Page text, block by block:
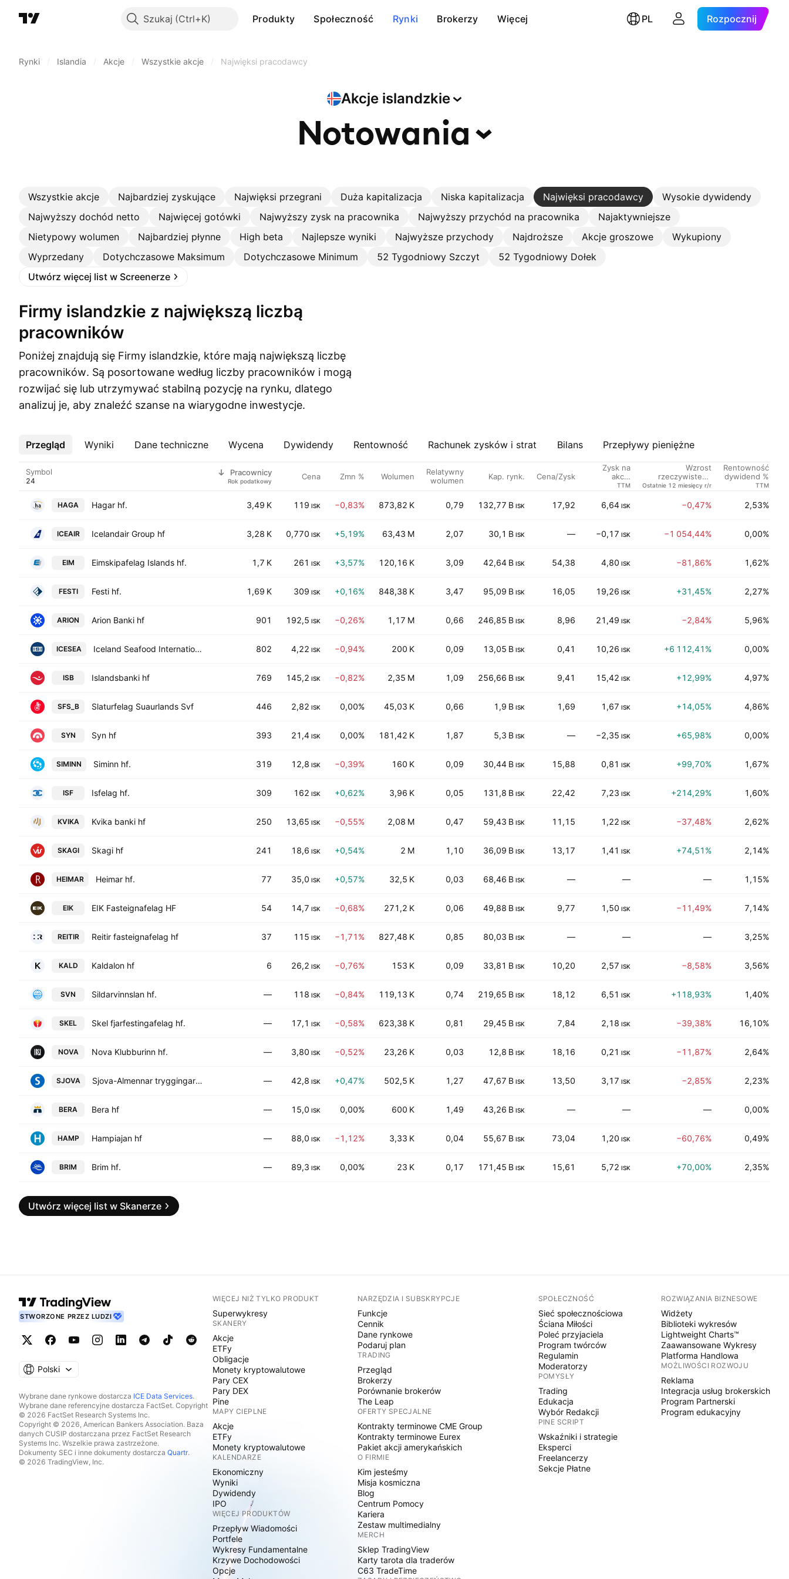
Szukaj Produkty Społeczność Rynki Brokerzy Więcej PL Rozpocznij
Rynki Islandia Akcje Wszystkie akcje Najwięksi pracodawcy
Akcje islandzkie
Notowania
Wszystkie akcje Najbardziej zyskujące Najwięksi przegrani Duża kapitalizacja Niska kapitalizacja Najwięksi pracodawcy
Wysokie dywidendy
Najwyższy dochód netto
Najwięcej gotówki Najwyższy zysk na pracownika Najwyższy przychód na pracownika
Najaktywniejsze
Nietypowy wolumen
Najbardziej płynne High beta Najlepsze wyniki Najwyższe przychody Najdroższe Akcje groszowe
Wykupiony
Wyprzedany
Dotychczasowe Maksimum Dotychczasowe Minimum 52 Tygodniowy Szczyt
52 Tygodniowy Dołek
Utwórz więcej list w Screenerze
Firmy islandzkie z największą liczbą
pracowników
Poniżej znajdują się Firmy islandzkie, które mają największą liczbę
pracowników. Są posortowane według liczby pracowników i mogą
rozwijać się lub utrzymywać stabilną pozycję na rynku, dlatego
analizuj je, aby znaleźć szanse na wiarygodne inwestycje.
Przegląd Wyniki Dane techniczne Wycena Dywidendy Rentowność Rachunek zysków i strat Bilans Przepływy pieniężne
Więcej
Symbol Pracownicy
Rok podatkowy Cena Zmn % Wolumen
Relatywny
wolumen
Kap. rynk. Cena/Zysk
Zysk na
akcję
rzeczywisty
TTM
Wzrost
rzeczywistego
zysku na akcję
Ostatnie 12 miesięcy r/r
Rentowność
dywidend %
TTM
HAGA Hagar hf. 3,49 K 119 ISK −0,83% 873,82 K 0,79 132,77 B ISK 17,92 6,64 ISK −0,47% 2,53%
ICEAIR Icelandair Group hf 3,28 K 0,770 ISK +5,19% 63,43 M 2,07 30,1 B ISK — −0,17 ISK −1 054,44% 0,00%
EIM Eimskipafelag Islands hf. 1,7 K 261 ISK +3,57% 120,16 K 3,09 42,64 B ISK 54,38 4,80 ISK −81,86% 1,62%
FESTI Festi hf. 1,69 K 309 ISK +0,16% 848,38 K 3,47 95,09 B ISK 16,05 19,26 ISK +31,45% 2,27%
ARION Arion Banki hf 901 192,5 ISK −0,26% 1,17 M 0,66 246,85 B ISK 8,96 21,49 ISK −2,84% 5,96%
ICESEA Iceland Seafood International hf 802 4,22 ISK −0,94% 200 K 0,09 13,05 B ISK 0,41 10,26 ISK +6 112,41% 0,00%
ISB Islandsbanki hf 769 145,2 ISK −0,82% 2,35 M 1,09 256,66 B ISK 9,41 15,42 ISK +12,99% 4,97%
SFS_B Slaturfelag Suaurlands Svf 446 2,82 ISK 0,00% 45,03 K 0,66 1,9 B ISK 1,69 1,67 ISK +14,05% 4,86%
SYN Syn hf 393 21,4 ISK 0,00% 181,42 K 1,87 5,3 B ISK — −2,35 ISK +65,98% 0,00%
SIMINN Siminn hf. 319 12,8 ISK −0,39% 160 K 0,09 30,44 B ISK 15,88 0,81 ISK +99,70% 1,67%
ISF Isfelag hf. 309 162 ISK +0,62% 3,96 K 0,05 131,8 B ISK 22,42 7,23 ISK +214,29% 1,60%
KVIKA Kvika banki hf 250 13,65 ISK −0,55% 2,08 M 0,47 59,43 B ISK 11,15 1,22 ISK −37,48% 2,62%
SKAGI Skagi hf 241 18,6 ISK +0,54% 2 M 1,10 36,09 B ISK 13,17 1,41 ISK +74,51% 2,14%
HEIMAR Heimar hf. 77 35,0 ISK +0,57% 32,5 K 0,03 68,46 B ISK — — — 1,15%
EIK EIK Fasteignafelag HF 54 14,7 ISK −0,68% 271,2 K 0,06 49,88 B ISK 9,77 1,50 ISK −11,49% 7,14%
REITIR Reitir fasteignafelag hf 37 115 ISK −1,71% 827,48 K 0,85 80,03 B ISK — — — 3,25%
KALD Kaldalon hf 6 26,2 ISK −0,76% 153 K 0,09 33,81 B ISK 10,20 2,57 ISK −8,58% 3,56%
SVN Sildarvinnslan hf. — 118 ISK −0,84% 119,13 K 0,74 219,65 B ISK 18,12 6,51 ISK +118,93% 1,40%
SKEL Skel fjarfestingafelag hf. — 17,1 ISK −0,58% 623,38 K 0,81 29,45 B ISK 7,84 2,18 ISK −39,38% 16,10%
NOVA Nova Klubburinn hf. — 3,80 ISK −0,52% 23,26 K 0,03 12,8 B ISK 18,16 0,21 ISK −11,87% 2,64%
SJOVA Sjova-Almennar tryggingar hf — 42,8 ISK +0,47% 502,5 K 1,27 47,67 B ISK 13,50 3,17 ISK −2,85% 2,23%
BERA Bera hf — 15,0 ISK 0,00% 600 K 1,49 43,26 B ISK — — — 0,00%
HAMP Hampiajan hf — 88,0 ISK −1,12% 3,33 K 0,04 55,67 B ISK 73,04 1,20 ISK −60,76% 0,49%
BRIM Brim hf. — 89,3 ISK 0,00% 23 K 0,17 171,45 B ISK 15,61 5,72 ISK +70,00% 2,35%
Utwórz więcej list w Skanerze
STWORZONE PRZEZ LUDZI
Polski
Wybrane dane rynkowe dostarcza ICE Data Services.
Wybrane dane referencyjne dostarcza FactSet. Copyright
© 2026 FactSet Research Systems Inc.
Copyright © 2026, American Bankers Association. Baza
danych CUSIP dostarczana przez FactSet Research
Systems Inc. Wszelkie prawa zastrzeżone.
Dokumenty SEC i inne dokumenty dostarcza Quartr.
© 2026 TradingView, Inc.
WIĘCEJ NIŻ TYLKO PRODUKT
Superwykresy
SKANERY
Akcje
ETFy
Obligacje
Monety kryptowalutowe
Pary CEX
Pary DEX
Pine
MAPY CIEPLNE
Akcje
ETFy
Monety kryptowalutowe
KALENDARZE
Ekonomiczny
Wyniki
Dywidendy
IPO
WIĘCEJ PRODUKTÓW
Przepływ Wiadomości
Portfele
Wykresy Fundamentalne
Krzywe Dochodowości
Opcje
NARZĘDZIA I SUBSKRYPCJE
Funkcje
Cennik
Dane rynkowe
Podaruj plan
TRADING
Przegląd
Brokerzy
Porównanie brokerów
The Leap
OFERTY SPECJALNE
Kontrakty terminowe CME Group
Kontrakty terminowe Eurex
Pakiet akcji amerykańskich
O FIRMIE
Kim jesteśmy
Misja kosmiczna
Blog
Centrum Pomocy
Kariera
Zestaw multimedialny
MERCH
Sklep TradingView
Karty tarota dla traderów
C63 TradeTime
SPOŁECZNOŚĆ
Sieć społecznościowa
Ściana Miłości
Poleć przyjaciela
Program twórców
Regulamin
Moderatorzy
POMYSŁY
Trading
Edukacja
Wybór Redakcji
PINE SCRIPT
Wskaźniki i strategie
Eksperci
Freelancerzy
Sekcje Płatne
ROZWIĄZANIA BIZNESOWE
Widżety
Biblioteki wykresów
Lightweight Charts™
Zaawansowane Wykresy
Platforma Handlowa
MOŻLIWOŚCI ROZWOJU
Reklama
Integracja usług brokerskich
Program Partnerski
Program edukacyjny